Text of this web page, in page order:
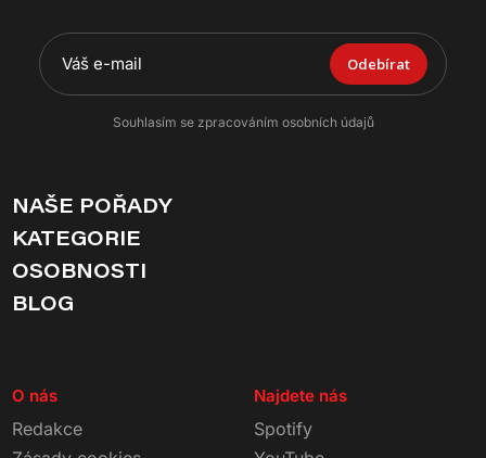
Odebírat
Souhlasím se zpracováním osobních údajů
NAŠE POŘADY
KATEGORIE
OSOBNOSTI
BLOG
O nás
Redakce
Najdete nás
Spotify